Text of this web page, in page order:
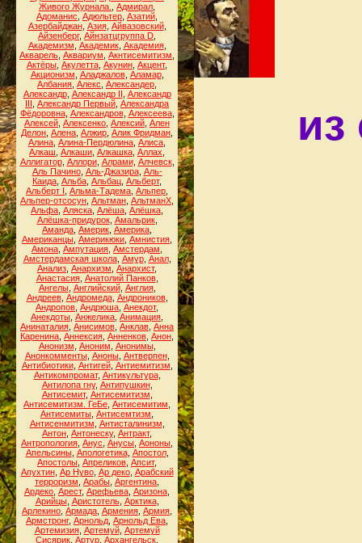
Живого Журнала.
Адмирал
Адоманис Адюльтер Азатий
Азербайджан, Азия, Айвазовский,
Айзенберг, Айнзатцгруппа D
Академизм Академик, Академия,
Акварель Аквариум Акнтисемитизм
Актёры Акулетта Акунин Акцент,
Акционизм Аладжалов, Аламар,
Албания Алекс Александер
Александр, Александр II Александр
III Александр Первый Александра
Фёдоровна, Александров, Алексеева,
Алексей Алексенко Алексий Ален
Делон Алена Алжир Алик Фридман
Алина Алина-Пердюлина Алиса
Алкаш Алкаши Алкашка Аллах
Аллигатор, Аллори, Алрами, Алчевск,
Аль Пачино, Аль-Джазира, Аль-
Каида Альба Альбац Альберт,
Альберт I Альма-Тадема Альпер
Альпер-отсосун Альтман АльтманХ
Альфа Аляска Алёша Алёшка
Алёшка-придурок, Амальрик,
Аманда Америк Америка
Американцы Америкюки Амнистия
Амона Ампутация Амстердам
Амстердамская школа, Амур, Анал,
Анализ Анархизм Анархист,
Анастасия, Анатолий Панков,
Ангелы, Английский, Англия,
Андреев, Андромеда, Андроников,
Андропов Андрюша Анекдот,
Анекдоты Анжелика Анимация
Анинаталия Анисимов Анклав Анна
Каренина Аннексия Анненков Анон
Анонизм Аноним Анонимы,
Анонкомменты, Аноны, Антверпен,
Антибиотики, Антигей, Антиемитизм
Антикомпромат, Антикультура,
Антилопа гну, Антипушкин,
Антисемит, Антисемитизм
Антисемитизм. ГеБе Антисемитим
Антисемиты Антисемтизм
Антисенмитизм Антисталинизм
Антон Антонеску, Антракт,
Антропология Анус Анусы Аононы
Апельсины, Апологетика, Апостол,
Апостолы Апреликов Апсит,
Апухтин, Ар Нуво, Ар деко, Арабский
терроризм Арабы Аргентина
Ардеко Арест, Арефьева Аризона
Арийцы, Аристотель, Арктика,
Арлекино Армада Армения Армия
Армстронг, Арнольд Арнольд Ева
Артемизия, Артемуй, Артемуй
Сисярик Артур Архангельск
из